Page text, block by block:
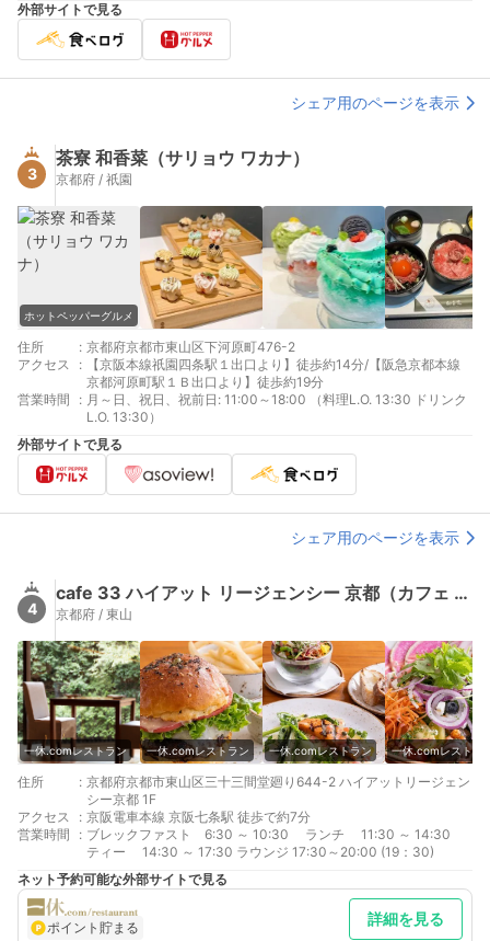
外部サイトで見る
シェア用のページを表示
3
茶寮 和香菜（サリョウ ワカナ）
京都府 / 祇園
ホットペッパーグルメ
住所 : 京都府京都市東山区下河原町476-2
アクセス
:
【京阪本線祇園四条駅１出口より】徒歩約14分/【阪急京都本線
京都河原町駅１Ｂ出口より】徒歩約19分
営業時間
: 月～日、祝日、祝前日: 11:00～18:00 （料理L.O. 13:30 ドリンク
L.O. 13:30）
外部サイトで見る
シェア用のページを表示
4
cafe 33 ハイアット リージェンシー 京都（カフェ サーティ・スリー【旧店名】ザ・グリル）
京都府 / 東山
一休.comレストラン 一休.comレストラン 一休.comレストラン 一休.comレストラ
住所 : 京都府京都市東山区三十三間堂廻り644-2 ハイアットリージェン
シー京都 1F
アクセス
: 京阪電車本線 京阪七条駅 徒歩で約7分
営業時間
: ブレックファスト 6:30 ～ 10:30 ランチ 11:30 ～ 14:30
ティー 14:30 ～ 17:30 ラウンジ 17:30～20:00 (19：30)
ネット予約可能な外部サイトで見る
ポイント貯まる 詳細を見る